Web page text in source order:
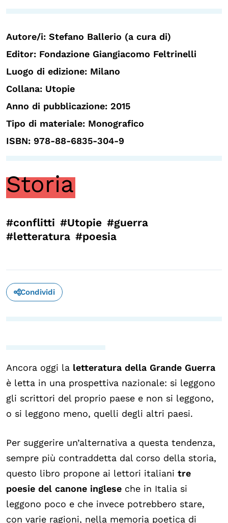
Autore/i: Stefano Ballerio (a cura di)
Editor: Fondazione Giangiacomo Feltrinelli
Luogo di edizione: Milano
Collana: Utopie
Anno di pubblicazione: 2015
Tipo di materiale: Monografico
ISBN: 978-88-6835-304-9
Storia
#conflitti #Utopie #guerra
#letteratura #poesia
Condividi
Ancora oggi la letteratura della Grande Guerra
è letta in una prospettiva nazionale: si leggono
gli scrittori del proprio paese e non si leggono,
o si leggono meno, quelli degli altri paesi.
Per suggerire un’alternativa a questa tendenza,
sempre più contraddetta dal corso della storia,
questo libro propone ai lettori italiani tre
poesie del canone inglese che in Italia si
leggono poco e che invece potrebbero stare,
con varie ragioni, nella memoria poetica di